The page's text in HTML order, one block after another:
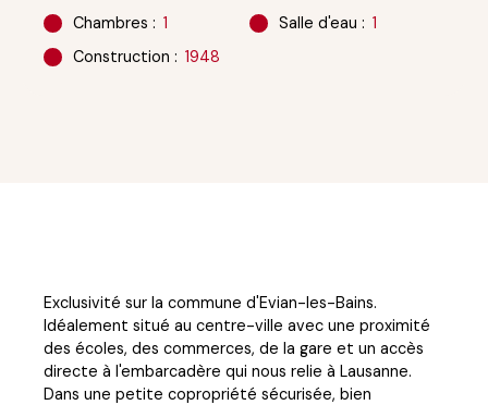
Chambres : 1 Salle d'eau : 1
Construction : 1948
Exclusivité sur la commune d'Evian-les-Bains.
Idéalement situé au centre-ville avec une proximité
des écoles, des commerces, de la gare et un accès
directe à l'embarcadère qui nous relie à Lausanne.
Dans une petite copropriété sécurisée, bien